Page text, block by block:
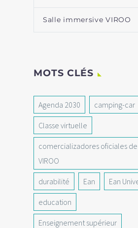
Salle immersive VIROO
MOTS CLÉS
Agenda 2030 camping-car
Classe virtuelle
comercializadores oficiales de
VIROO
durabilité Ean Ean
education
Enseignement supérieur